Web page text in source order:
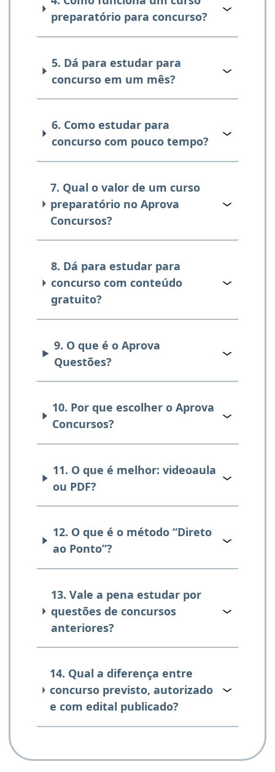
preparatório para concurso?
5. Dá para estudar para
concurso em um mês?
6. Como estudar para
concurso com pouco tempo?
7. Qual o valor de um curso
preparatório no Aprova
Concursos?
8. Dá para estudar para
concurso com conteúdo
gratuito?
9. O que é o Aprova
Questões?
10. Por que escolher o Aprova
Concursos?
11. O que é melhor: videoaula
ou PDF?
12. O que é o método “Direto
ao Ponto”?
13. Vale a pena estudar por
questões de concursos
anteriores?
14. Qual a diferença entre
concurso previsto, autorizado
e com edital publicado?